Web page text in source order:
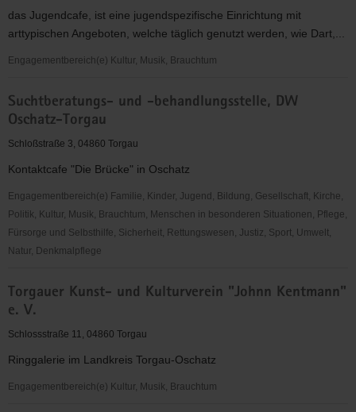
V.
"Kreativzentrum"
das Jugendcafe, ist eine jugendspezifische Einrichtung mit
arttypischen Angeboten, welche täglich genutzt werden, wie Dart,...
Engagementbereich(e) Kultur, Musik, Brauchtum
Jugendcafe
"Blue
Moon"
Suchtberatungs- und -behandlungsstelle, DW
Oschatz-Torgau
Schloßstraße 3, 04860 Torgau
Kontaktcafe "Die Brücke" in Oschatz
Engagementbereich(e) Familie, Kinder, Jugend, Bildung, Gesellschaft, Kirche,
Politik, Kultur, Musik, Brauchtum, Menschen in besonderen Situationen, Pflege,
Fürsorge und Selbsthilfe, Sicherheit, Rettungswesen, Justiz, Sport, Umwelt,
Natur, Denkmalpflege
und
-
behandlungsstelle,
Oschatz-
Torgau
Torgauer Kunst- und Kulturverein "Johnn Kentmann"
e. V.
Schlossstraße 11, 04860 Torgau
Ringgalerie im Landkreis Torgau-Oschatz
Engagementbereich(e) Kultur, Musik, Brauchtum